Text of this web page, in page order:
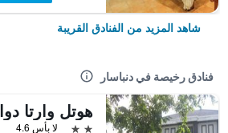
شاهد المزيد من الفنادق القريبة
فنادق رخيصة في دنباسار
هوتل وارتا دوا
2 نجمتين
لا بأس 4.6